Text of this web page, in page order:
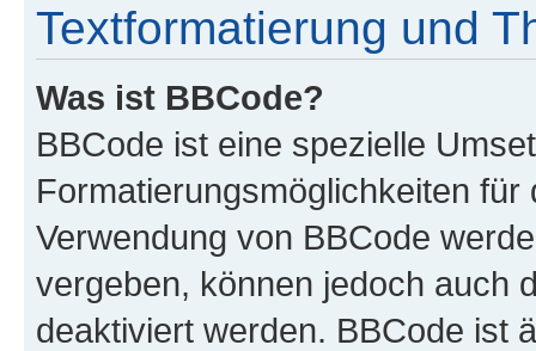
Textformatierung und
Was ist BBCode?
BBCode ist eine spezielle
Formatierungsmöglichkeiten
Verwendung von BBCode
vergeben, können jedoch auch
deaktiviert werden. BBCode ist